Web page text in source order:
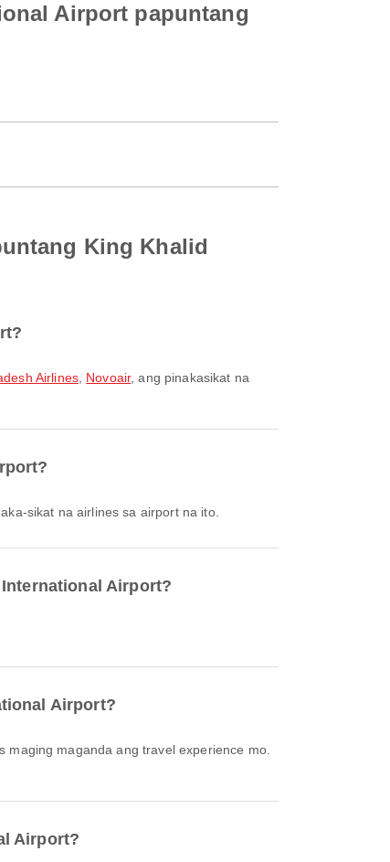
Airport papuntang
King Khalid
Airlines, Novoair, ang pinakasikat na
sikat na airlines sa airport na ito.
Airport?
Airport?
Airport?